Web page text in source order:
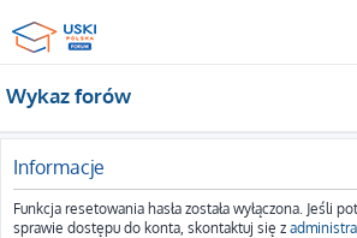
Wykaz forów
Informacje
Funkcja resetowania hasła została wyłączona. Jeśli
sprawie dostępu do konta, skontaktuj się z